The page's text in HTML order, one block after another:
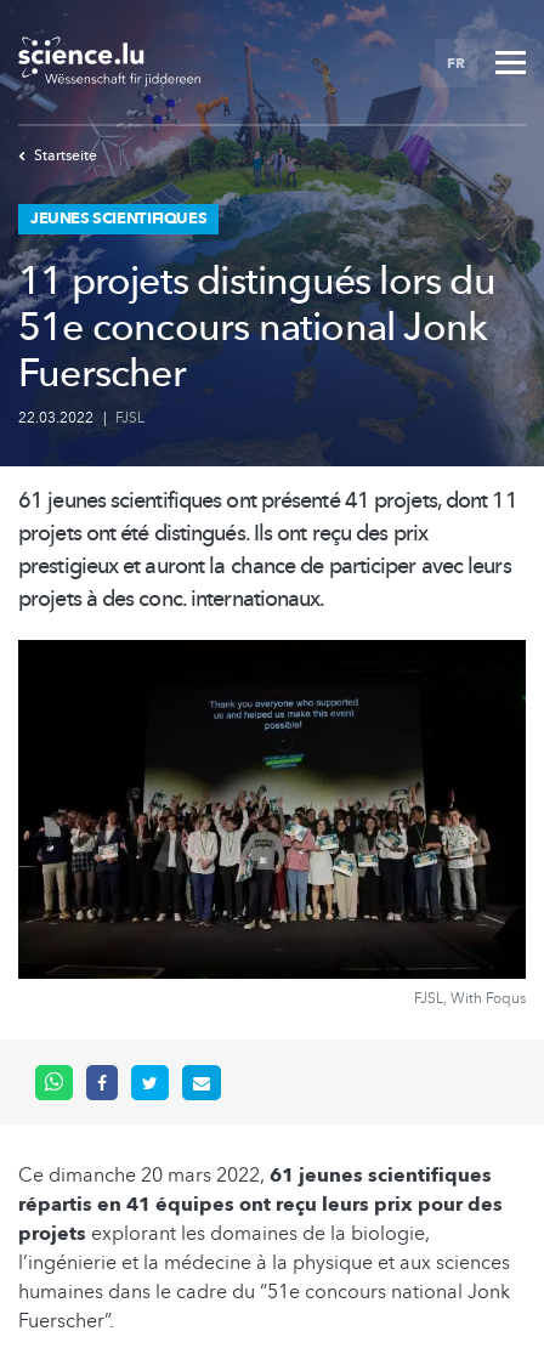
Skip
main
content
FR
Startseite
JEUNES SCIENTIFIQUES
11 projets distingués lors du
51e concours national Jonk
Fuerscher
22.03.2022 | FJSL
61 jeunes scientifiques ont présenté 41 projets, dont 11
projets ont été distingués. Ils ont reçu des prix
prestigieux et auront la chance de participer avec leurs
projets à des conc.internationaux.
FJSL, With Foqus
Ce dimanche 20 mars 2022, 61 jeunes scientifiques
répartis en 41 équipes ont reçu leurs prix pour des
projets explorant les domaines de la biologie,
l’ingénierie et la médecine à la physique et aux sciences
humaines dans le cadre du “51e concours national Jonk
Fuerscher”.